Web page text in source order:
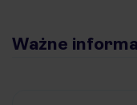
Ważne